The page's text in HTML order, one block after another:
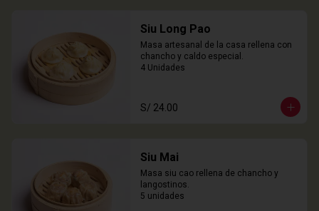
Siu Long Pao
Masa artesanal de la casa rellena con
chancho y caldo especial.
4 Unidades
S/ 24.00
Siu Mai
Masa siu cao rellena de chancho y
langostinos.
5 unidades